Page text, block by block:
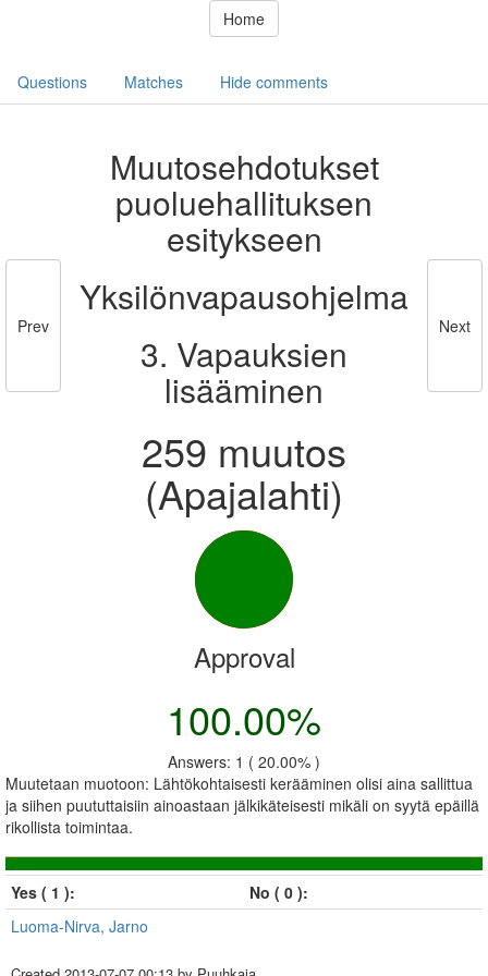
Home
Questions Matches Hide comments
Prev
Muutosehdotukset
puoluehallituksen
esitykseen
Yksilönvapausohjelma
3. Vapauksien
lisääminen
259 muutos
(Apajalahti)
Next
Approval
100.00%
Answers: 1 ( 20.00% )
Muutetaan muotoon: Lähtökohtaisesti kerääminen olisi aina sallittua
ja siihen puututtaisiin ainoastaan jälkikäteisesti mikäli on syytä epäillä
rikollista toimintaa.
Yes ( 1 ):
No ( 0 ):
Luoma-Nirva, Jarno